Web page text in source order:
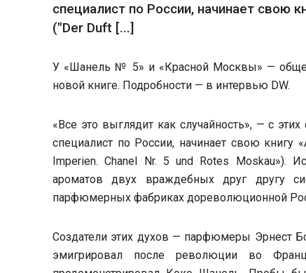
специалист по России, начинает свою
("Der Duft [...]
У «Шанель № 5» и «Красной Москвы» —
новой книге. Подробности — в интервью DW.
«Все это выглядит как случайность», — с
специалист по России, начинает свою
Imperien. Chanel Nr. 5 und Rotes Moskau»).
ароматов двух враждебных друг другу
парфюмерных фабриках дореволюционной
Создатели этих духов — парфюмеры Эрнест
эмигрировал после революции во